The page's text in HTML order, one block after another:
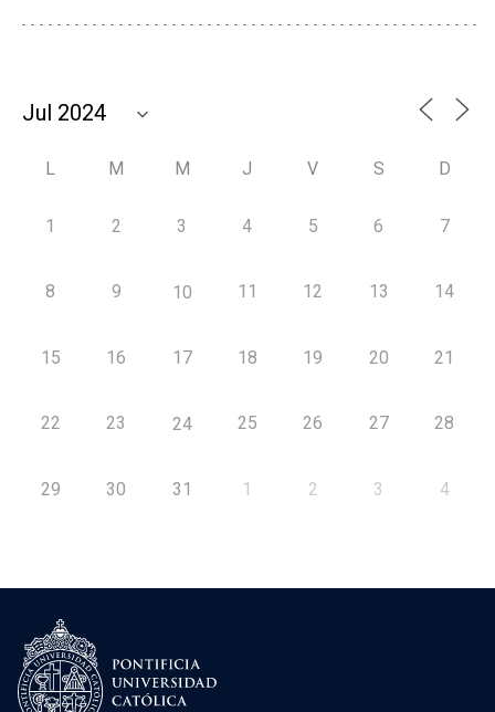
L M M J V S D
1 2 3 4 5 6 7
8 9 10 11 12 13 14
15 16 17 18 19 20 21
22 23 24 25 26 27 28
29 30 31 1 2 3 4